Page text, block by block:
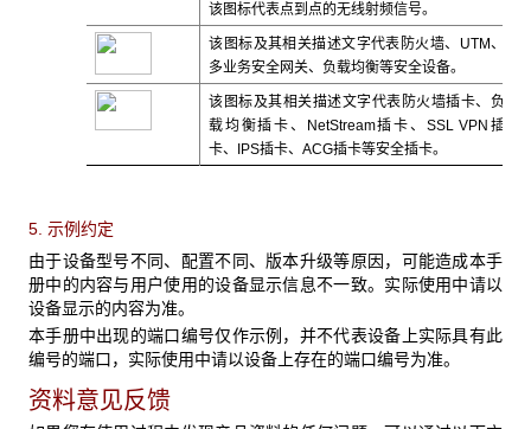
该图标代表点到点的无线射频信号。
该图标及其相关描述文字代表防火墙、UTM、
多业务安全网关、负载均衡等安全设备。
该图标及其相关描述文字代表防火墙插卡、负
载均衡插卡、NetStream插卡、SSL VPN插
卡、IPS插卡、ACG插卡等安全插卡。
5. 示例约定
由于设备型号不同、配置不同、版本升级等原因，可能造成本手
册中的内容与用户使用的设备显示信息不一致。实际使用中请以
设备显示的内容为准。
本手册中出现的端口编号仅作示例，并不代表设备上实际具有此
编号的端口，实际使用中请以设备上存在的端口编号为准。
资料意见反馈